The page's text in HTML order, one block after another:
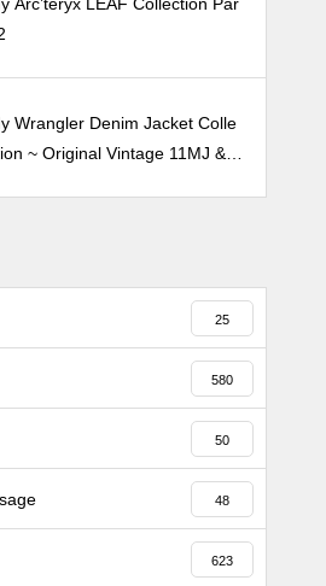
プ 2026
Wrangler Denim Jacket Colle
~ Original Vintage 11MJ & 1
25
580
50
48
623